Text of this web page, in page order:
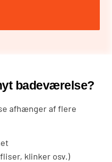
badeværelse?
afhænger af flere
klinker osv.)